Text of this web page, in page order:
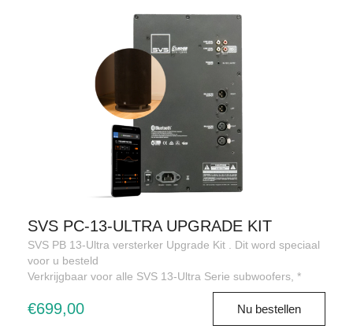
SVS PC-13-ULTRA UPGRADE KIT
SVS PB 13-Ultra versterker Upgrade Kit . Dit word speciaal
voor u besteld
Verkrijgbaar voor alle SVS 13-Ultra Serie subwoofers, *
€699,00 Nu bestellen